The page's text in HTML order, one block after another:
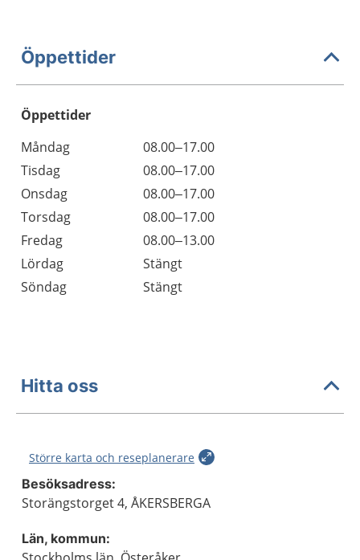
Öppettider
Öppettider
Dag
Öppettider
Kommentarer
Måndag
08.00–17.00
Tisdag
08.00–17.00
Onsdag
08.00–17.00
Torsdag
08.00–17.00
Fredag
08.00–13.00
Lördag
Stängt
Söndag
Stängt
Hitta oss
Större karta och reseplanerare
Besöksadress:
Storängstorget 4, ÅKERSBERGA
Län, kommun: